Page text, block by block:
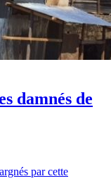
damnés de
par cette